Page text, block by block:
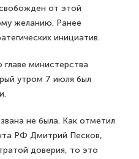
от этой
желанию. Ранее
инициатив.
министерства
утром 7 июля был
не была. Как отметил
РФ Дмитрий Песков,
доверия, то это